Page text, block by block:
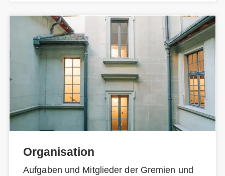
Organisation
Aufgaben und Mitglieder der Gremien und